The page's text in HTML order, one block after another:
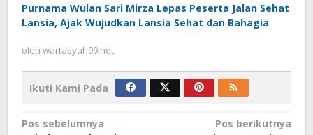
Purnama Wulan Sari Mirza Lepas Peserta Jalan Sehat
Lansia, Ajak Wujudkan Lansia Sehat dan Bahagia
oleh wartasyah99.net
Ikuti Kami Pada
Navigasi
Pos sebelumnya
Pos berikutnya